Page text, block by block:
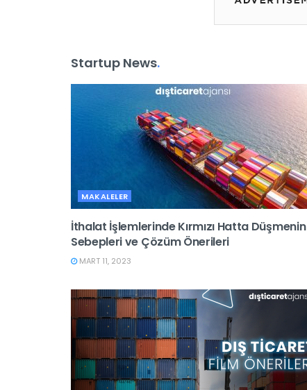
Startup News.
MAKALELER
İthalat İşlemlerinde Kırmızı Hatta Düşmenin
Sebepleri ve Çözüm Önerileri
MART 11, 2023